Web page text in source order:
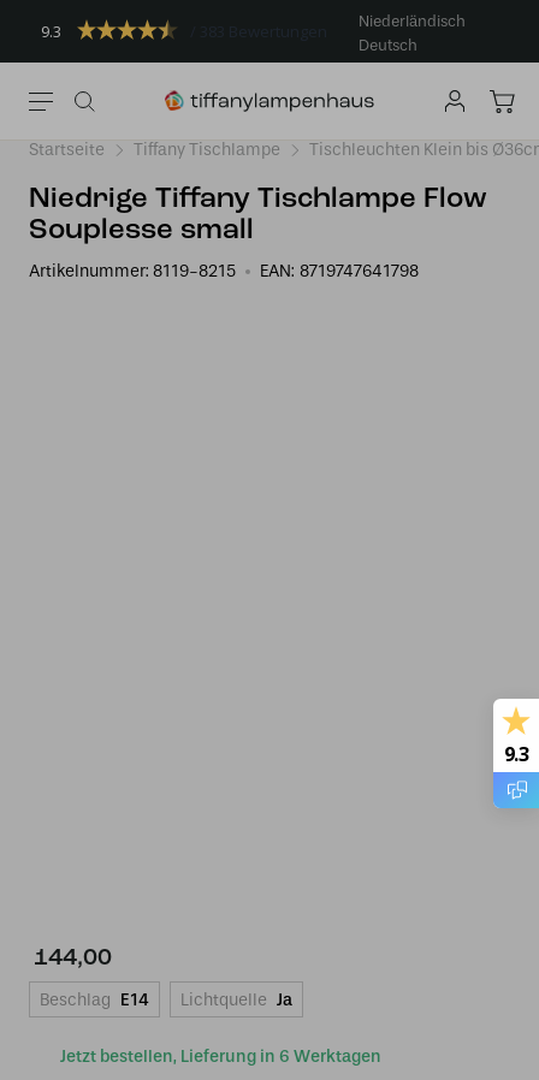
9.3
Niederländisch
Deutsch
Startseite Tiffany Tischlampe Tischleuchten Klein bis
Niedrige Tiffany Tischlampe Flow
Souplesse small
Artikelnummer: 8119-8215 EAN: 8719747641798
Jetzt bestellen, Lieferung in 6 Werktagen
144,00
Beschlag E14 Lichtquelle Ja
9.3